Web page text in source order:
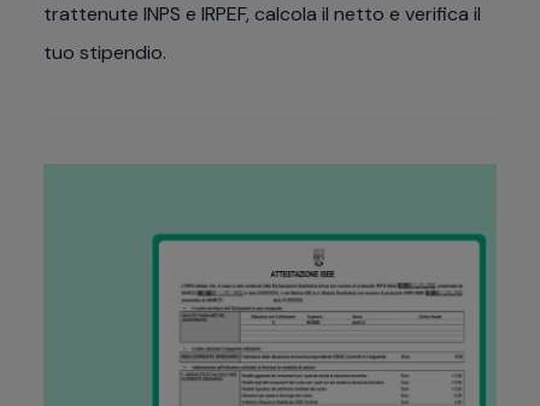
trattenute INPS e IRPEF, calcola il netto e verifica il
tuo stipendio.